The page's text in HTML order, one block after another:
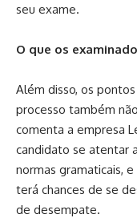
seu exame.
O que os
Além disso, os
processo também
comenta a empresa
candidato se atentar
normas gramaticais,
terá chances de se
de desempate.